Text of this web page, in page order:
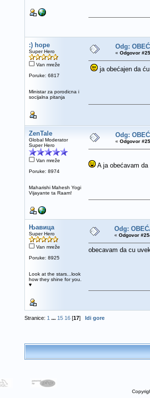
:) hope
Super Hero
Van mreže
Poruke: 6817
Ministar za porodicna i
socijalna pitanja
Odg:
« Odgovor
ja obećajen da
ZenTale
Global Moderator
Super Hero
Van mreže
Poruke: 8974
Maharishi Mahesh Yogi
Vijayante ta Raam!
Odg:
« Odgovor
A ja obećavam
Њавица
Super Hero
Van mreže
Poruke: 8925
Look at the stars...look
how they shine for you.
♥
Odg:
« Odgovor
obecavam da cu
Stranice: 1 ... 15 16[17] Idi gore